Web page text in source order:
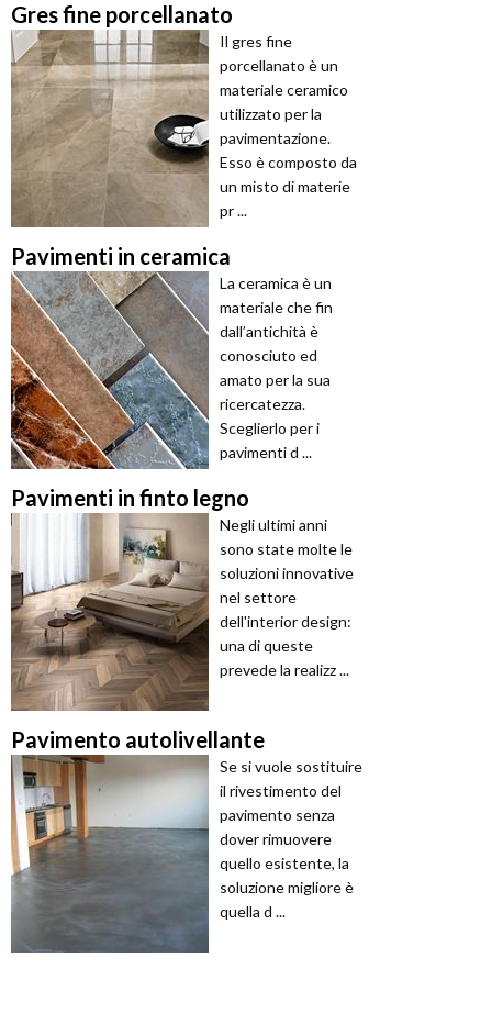
Gres fine porcellanato
Il gres fine
porcellanato è un
materiale ceramico
utilizzato per la
pavimentazione.
Esso è composto da
un misto di materie
pr ...
Pavimenti in ceramica
La ceramica è un
materiale che fin
dall’antichità è
conosciuto ed
amato per la sua
ricercatezza.
Sceglierlo per i
pavimenti d ...
Pavimenti in finto legno
Negli ultimi anni
sono state molte le
soluzioni innovative
nel settore
dell'interior design:
una di queste
prevede la realizz ...
Pavimento autolivellante
Se si vuole sostituire
il rivestimento del
pavimento senza
dover rimuovere
quello esistente, la
soluzione migliore è
quella d ...